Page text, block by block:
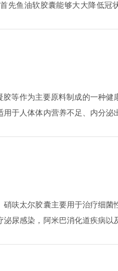
先鱼油软胶囊能够大大降低冠
等作为主要原料制成的一种健
于人体体内营养不足、内分泌
呋太尔胶囊主要用于治疗细菌
尿感染，阿米巴消化道疾病以